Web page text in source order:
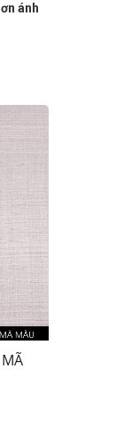
ánh